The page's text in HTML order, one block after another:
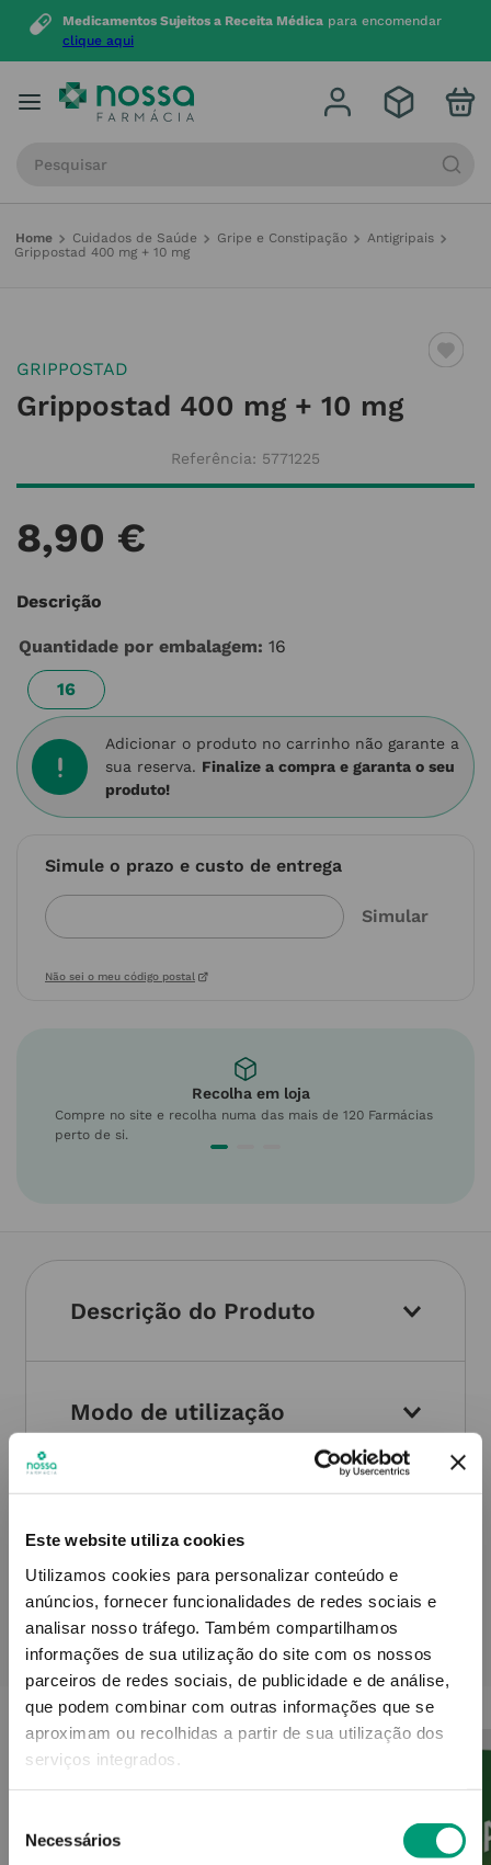
Este website utiliza cookies
Utilizamos cookies para personalizar conteúdo e
anúncios, fornecer funcionalidades de redes sociais e
analisar nosso tráfego. Também compartilhamos
informações de sua utilização do site com os nossos
parceiros de redes sociais, de publicidade e de análise,
que podem combinar com outras informações que se
aproximam ou recolhidas a partir de sua utilização dos
serviços integrados.
Necessários
Medicamentos Sujeitos a Receita Médica para encomendar
clique aqui
Cuidados de Saúde Gripe e Constipação
Antigripais
Grippostad 400 mg + 10 mg
GRIPPOSTAD
Grippostad 400 mg + 10 mg
Referência: 5771225
8,90 €
Descrição
Quantidade por embalagem: 16
16
Adicionar o produto no carrinho não garante a
sua reserva. Finalize a compra e garanta o seu
produto!
Simule o prazo e custo de entrega
Não sei o meu código postal
Recolha em loja
Compre no site e recolha numa das mais de 120 Farmácias
perto de si.
Descrição do Produto
Modo de utilização
PODERÁ TAMBÉM GOSTAR